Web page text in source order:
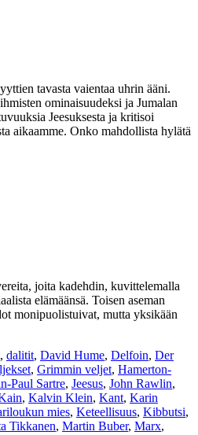
tavasta vaientaa uhrin ääni.
ominaisuudeksi ja Jumalan
Jeesuksesta ja kritisoi
aikaamme. Onko mahdollista hylätä
joita kadehdin, kuvittelemalla
elämäänsä. Toisen aseman
monipuolistuivat, mutta yksikään
, dalitit, David Hume, Delfoin, Der
, Grimmin veljet, Hamerton-
Paul Sartre, Jeesus, John Rawlin,
, Kalvin Klein, Kant, Karin
mies, Keteellisuus, Kibbutsi,
Tikkanen, Martin Buber, Marx,